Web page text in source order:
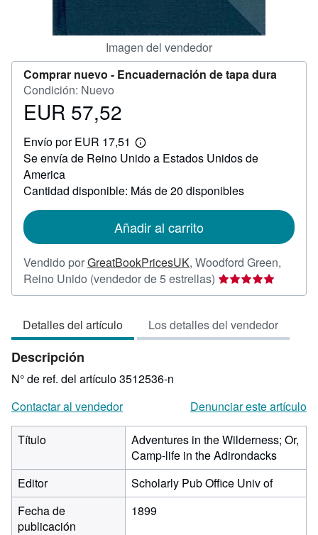
Imagen del vendedor
Comprar nuevo - Encuadernación de tapa dura
Condición: Nuevo
Precio
57,52
EUR 57,52
Envío por EUR 17,51
Más
información
tarifas
envío
Se envía de Reino Unido a Estados Unidos de
America
Cantidad disponible: Más de 20 disponibles
Añadir al carrito
Vendido porGreatBookPricesUK, Woodford Green,
Reino Unido (vendedor de 5 estrellas) Calificación
del
5
de
Detalles del artículo Los detalles del vendedor
Descripción
N° de ref. del artículo 3512536-n
Contactar al vendedor
Denunciar este artículo
Título
Adventures in the Wilderness; Or,
Camp-life in the Adirondacks
Editor
Scholarly Pub Office Univ of
Fecha de
publicación
1899